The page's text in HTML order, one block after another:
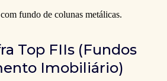
Top FIIs (Fundos
Imobiliário)